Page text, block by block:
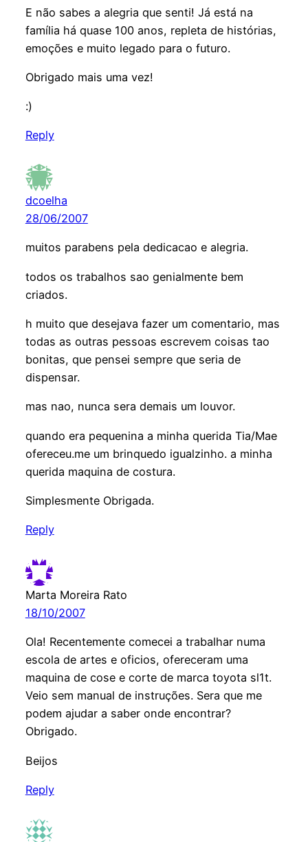
E não sabes a alegria que senti! Já está na
família há quase 100 anos, repleta de histórias,
emoções e muito legado para o futuro.
Obrigado mais uma vez!
:)
Reply
dcoelha
28/06/2007
muitos parabens pela dedicacao e alegria.
todos os trabalhos sao genialmente bem
criados.
h muito que desejava fazer um comentario, mas
todas as outras pessoas escrevem coisas tao
bonitas, que pensei sempre que seria de
dispensar.
mas nao, nunca sera demais um louvor.
quando era pequenina a minha querida Tia/Mae
ofereceu.me um brinquedo igualzinho. a minha
querida maquina de costura.
Simplesmente Obrigada.
Reply
Marta Moreira Rato
18/10/2007
Ola! Recentemente comecei a trabalhar numa
escola de artes e oficios, ofereceram uma
maquina de cose e corte de marca toyota sl1t.
Veio sem manual de instruções. Sera que me
podem ajudar a saber onde encontrar?
Obrigado.
Beijos
Reply